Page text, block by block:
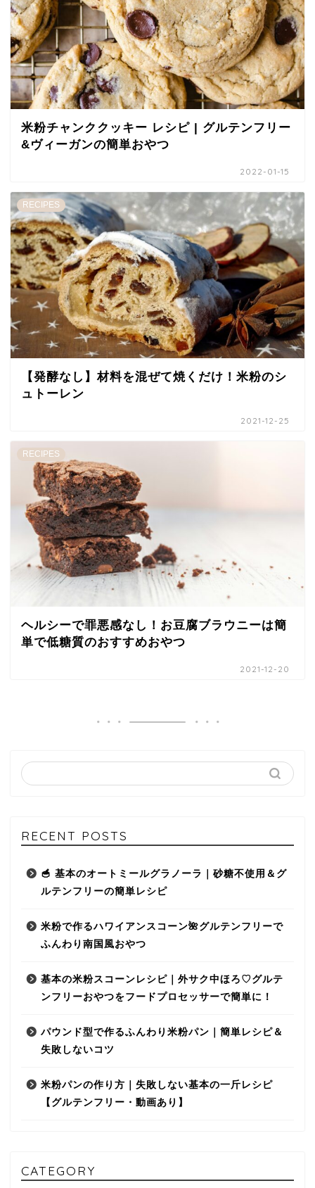
米粉チャンククッキー レシピ | グルテンフリー
&ヴィーガンの簡単おやつ
2022-01-15
RECIPES
【発酵なし】材料を混ぜて焼くだけ！米粉のシ
ュトーレン
2021-12-25
RECIPES
ヘルシーで罪悪感なし！お豆腐ブラウニーは簡
単で低糖質のおすすめおやつ
2021-12-20
RECENT POSTS
🥣 基本のオートミールグラノーラ｜砂糖不使用＆グ
ルテンフリーの簡単レシピ
米粉で作るハワイアンスコーン🌺グルテンフリーで
ふんわり南国風おやつ
基本の米粉スコーンレシピ｜外サク中ほろ♡グルテ
ンフリーおやつをフードプロセッサーで簡単に！
パウンド型で作るふんわり米粉パン｜簡単レシピ＆
失敗しないコツ
米粉パンの作り方｜失敗しない基本の一斤レシピ
【グルテンフリー・動画あり】
CATEGORY